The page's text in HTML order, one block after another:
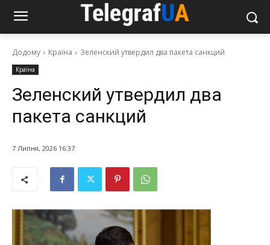
Додому Країна Зеленский утвердил два пакета санкций
Країна
Зеленский утвердил два
пакета санкций
7 Липня, 2026 16:37